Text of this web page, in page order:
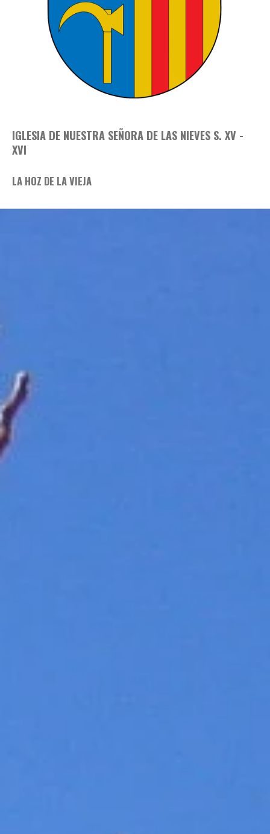
IGLESIA DE NUESTRA SEÑORA DE LAS NIEVES S. XV -
XVI
LA HOZ DE LA VIEJA